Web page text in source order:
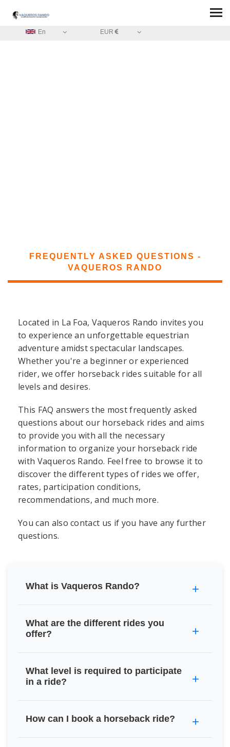
En EUR
FREQUENTLY ASKED QUESTIONS -
VAQUEROS RANDO
Located in La Foa, Vaqueros Rando invites you
to experience an unforgettable equestrian
adventure amidst spectacular landscapes.
Whether you're a beginner or experienced
rider, we offer horseback rides suitable for all
levels and desires.
This FAQ answers the most frequently asked
questions about our horseback rides and aims
to provide you with all the necessary
information to organize your horseback ride
with Vaqueros Rando. Feel free to browse it to
discover the different types of rides we offer,
rates, participation conditions,
recommendations, and much more.
You can also contact us if you have any further
questions.
What is Vaqueros Rando?
What are the different rides you
offer?
What level is required to participate
in a ride?
How can I book a horseback ride?